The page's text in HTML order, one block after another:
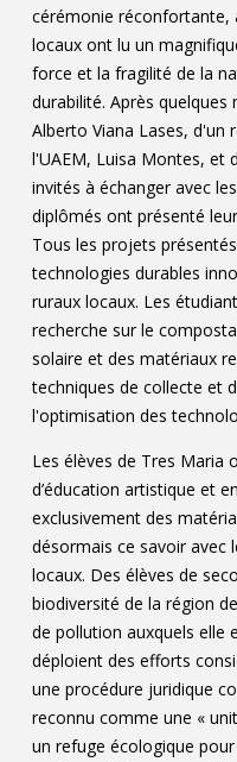
cérémonie réconfortante,
locaux ont lu un
force et la fragilité de la
durabilité. Après
Alberto Viana Lases, d'un
l'UAEM, Luisa Montes, et
invités à échanger avec
diplômés ont présenté
Tous les projets
technologies durables
ruraux locaux. Les
recherche sur le
solaire et des matériaux
techniques de collecte et
l'optimisation des
Les élèves de Tres Maria
d’éducation artistique et
exclusivement des
désormais ce savoir avec
locaux. Des élèves de
biodiversité de la région
de pollution auxquels elle
déploient des efforts
une procédure juridique
reconnu comme une «
un refuge écologique